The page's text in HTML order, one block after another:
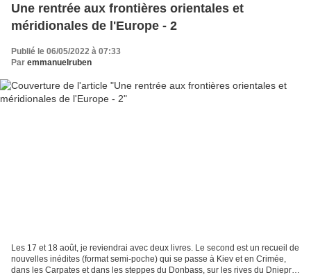
Une rentrée aux frontières orientales et
méridionales de l'Europe - 2
Publié le 06/05/2022 à 07:33
Par emmanuelruben
Les 17 et 18 août, je reviendrai avec deux livres. Le second est un recueil de
nouvelles inédites (format semi-poche) qui se passe à Kiev et en Crimée,
dans les Carpates et dans les steppes du Donbass, sur les rives du Dniepr